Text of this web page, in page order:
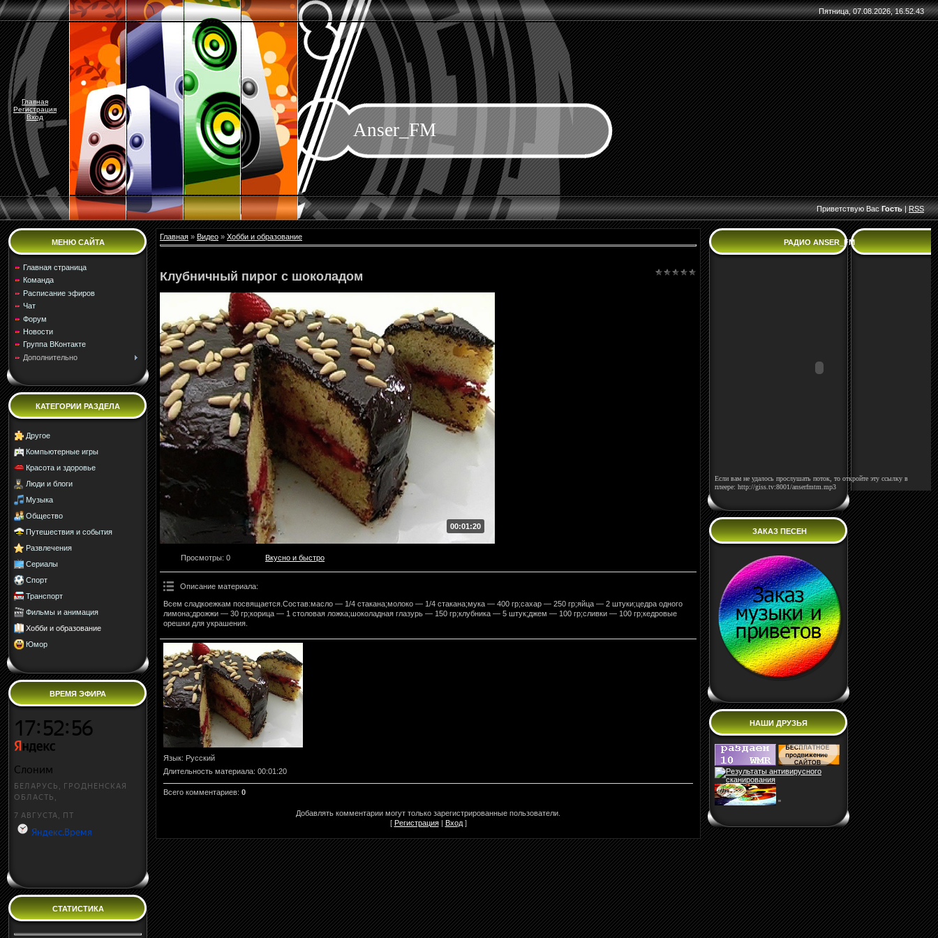
Пятница, 07.08.2026, 16.52.43
Главная
Регистрация
Вход
Anser_FM
Приветствую Вас Гость|RSS
МЕНЮ САЙТА
Главная страница
Команда
Расписание эфиров
Чат
Форум
Новости
Группа ВКонтакте
Дополнительно
КАТЕГОРИИ РАЗДЕЛА
Другое
Компьютерные игры
Красота и здоровье
Люди и блоги
Музыка
Общество
Путешествия и события
Развлечения
Сериалы
Спорт
Транспорт
Фильмы и анимация
Хобби и образование
Юмор
ВРЕМЯ ЭФИРА
СТАТИСТИКА
Главная » Видео » Хобби и образование
Клубничный пирог с шоколадом
00:01:20
Просмотры: 0 Вкусно и быстро
Описание материала:
Всем сладкоежкам посвящается.Состав:масло — 1/4 стакана;молоко — 1/4 стакана;мука — 400 гр;сахар — 250 гр;яйца — 2 штуки;цедра одного
лимона;дрожжи — 30 гр;корица — 1 столовая ложка;шоколадная глазурь — 150 гр;клубника — 5 штук;джем — 100 гр;сливки — 100 гр;кедровые
орешки для украшения.
Язык: Русский
Длительность материала: 00:01:20
Всего комментариев: 0
Добавлять комментарии могут только зарегистрированные пользователи.
[ Регистрация| Вход]
РАДИО ANSER_FM
Если вам не удалось прослушать поток, то откройте эту ссылку в
плеере: http://giss.tv:8001/anserfmtm.mp3
ЗАКАЗ ПЕСЕН
НАШИ ДРУЗЬЯ
"